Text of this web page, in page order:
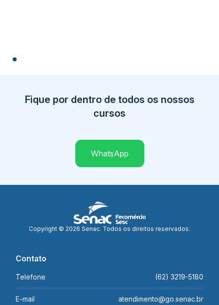
Fique por dentro de todos os nossos
cursos
WhatsApp
Contato
Telefone (62) 3219-5180
E-mail atendimento@go.senac.br
Copyright © 2026 Senac. Todos os direitos reservados.